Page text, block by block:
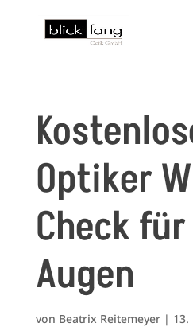
Optiker
Check
Augen
von Beatrix Reitemeyer| 13.